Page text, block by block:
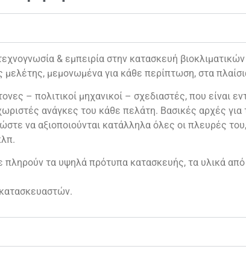
& εμπειρία στην κατασκευή βιοκλιματικών
μεμονωμένα για κάθε περίπτωση, στα
– πολιτικοί μηχανικοί – σχεδιαστές, που είναι
ανάγκες του κάθε πελάτη. Βασικές αρχές για
να αξιοποιούνται κατάλληλα όλες οι πλευρές
πληρούν τα υψηλά πρότυπα κατασκευής, τα υλικά από